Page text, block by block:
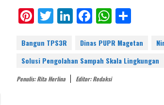
Pi
er
e
st
T
itt
er
Li
k
e
dI
F
e
b
o
W
at
s
A
ar
e
Bangun TPS3R Dinas PUPR Magetan
Solusi Pengolahan Sampah Skala Lingkungan
Penulis: Rita Herlina Editor: Redaksi